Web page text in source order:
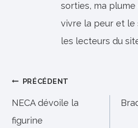
sorties, ma
vivre la peur et le
les lecteurs du
Navigation
de
PRÉCÉDENT
NECA dévoile la
figurine